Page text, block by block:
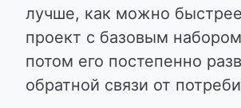
лучше, как можно
проект с базовым
потом его постепенно
обратной связи от